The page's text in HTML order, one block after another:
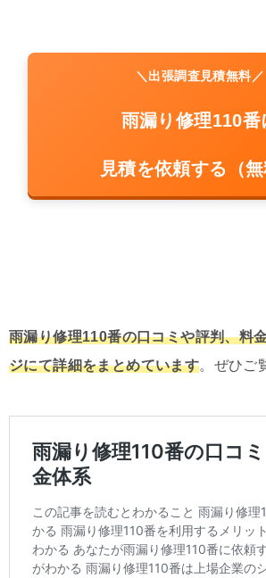
＼出張調査見積無料／
雨漏り修理110番
見積を依頼する（無
雨漏り修理110番の口コミや評判、料
ジにて詳細をまとめています。ぜひご